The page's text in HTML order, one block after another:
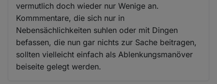
vermutlich doch wieder nur Wenige an.
Kommmentare, die sich nur in
Nebensächlichkeiten suhlen oder mit Dingen
befassen, die nun gar nichts zur Sache beitragen,
sollten vielleicht einfach als Ablenkungsmanöver
beiseite gelegt werden.